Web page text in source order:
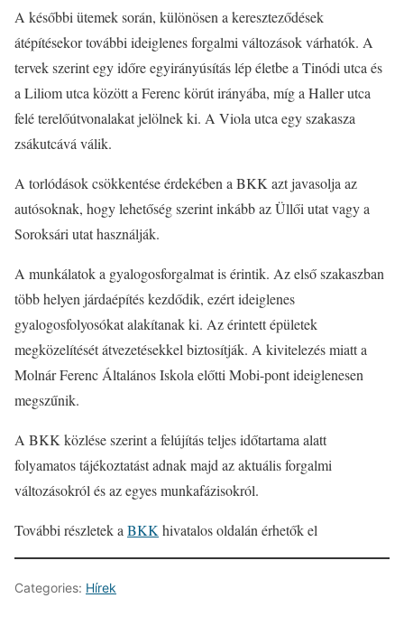
A későbbi ütemek során, különösen a kereszteződések
átépítésekor további ideiglenes forgalmi változások várhatók. A
tervek szerint egy időre egyirányúsítás lép életbe a Tinódi utca és
a Liliom utca között a Ferenc körút irányába, míg a Haller utca
felé terelőútvonalakat jelölnek ki. A Viola utca egy szakasza
zsákutcává válik.
A torlódások csökkentése érdekében a BKK azt javasolja az
autósoknak, hogy lehetőség szerint inkább az Üllői utat vagy a
Soroksári utat használják.
A munkálatok a gyalogosforgalmat is érintik. Az első szakaszban
több helyen járdaépítés kezdődik, ezért ideiglenes
gyalogosfolyosókat alakítanak ki. Az érintett épületek
megközelítését átvezetésekkel biztosítják. A kivitelezés miatt a
Molnár Ferenc Általános Iskola előtti Mobi-pont ideiglenesen
megszűnik.
A BKK közlése szerint a felújítás teljes időtartama alatt
folyamatos tájékoztatást adnak majd az aktuális forgalmi
változásokról és az egyes munkafázisokról.
További részletek aBKKhivatalos oldalán érhetők el
Categories: Hírek